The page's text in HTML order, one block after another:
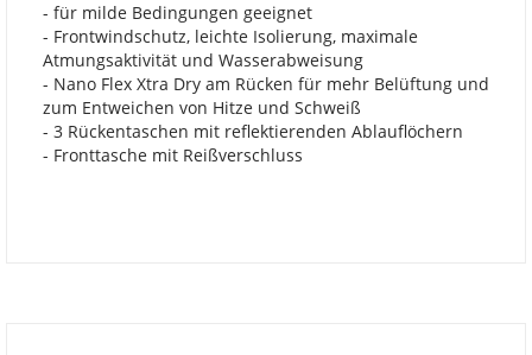
- für milde Bedingungen geeignet
- Frontwindschutz, leichte Isolierung, maximale
Atmungsaktivität und Wasserabweisung
- Nano Flex Xtra Dry am Rücken für mehr Belüftung und
zum Entweichen von Hitze und Schweiß
- 3 Rückentaschen mit reflektierenden Ablauflöchern
- Fronttasche mit Reißverschluss